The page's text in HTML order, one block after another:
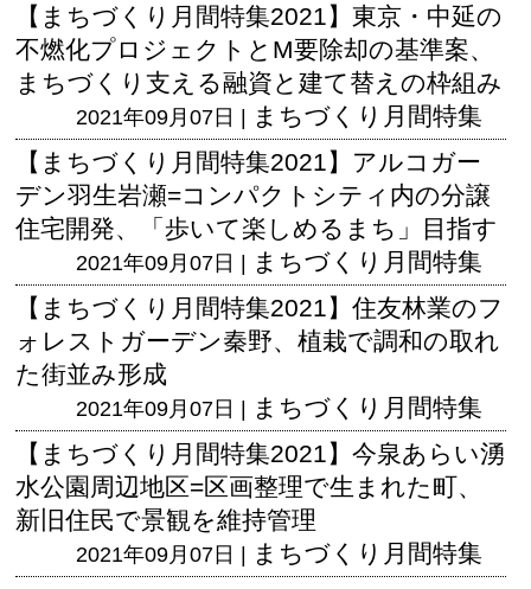
【まちづくり月間特集2021】東京・中延の
不燃化プロジェクトとM要除却の基準案、
まちづくり支える融資と建て替えの枠組み
2021年09月07日 | まちづくり月間特集
【まちづくり月間特集2021】アルコガー
デン羽生岩瀬=コンパクトシティ内の分譲
住宅開発、「歩いて楽しめるまち」目指す
2021年09月07日 | まちづくり月間特集
【まちづくり月間特集2021】住友林業のフ
ォレストガーデン秦野、植栽で調和の取れ
た街並み形成
2021年09月07日 | まちづくり月間特集
【まちづくり月間特集2021】今泉あらい湧
水公園周辺地区=区画整理で生まれた町、
新旧住民で景観を維持管理
2021年09月07日 | まちづくり月間特集